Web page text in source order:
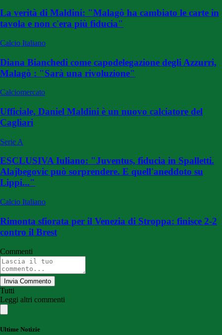
La verità di Maldini: "Malagò ha cambiato le carte in
tavola e non c'era più fiducia"
Calcio Italiano
Diana Bianchedi come capodelegazione degli Azzurri,
Malagò : "Sarà una rivoluzione"
Calciomercato
Ufficiale, Daniel Maldini è un nuovo calciatore del
Cagliari
Serie A
ESCLUSIVA Iuliano: "Juventus, fiducia in Spalletti.
Alajbegovic può sorprendere. E quell'aneddoto su
Lippi..."
Calcio Italiano
Rimonta sfiorata per il Venezia di Stroppa: finisce 2-2
contro il Brest
Commenti
Invia Commento
Tutti
Leggi altri commenti
Ultime Notizie